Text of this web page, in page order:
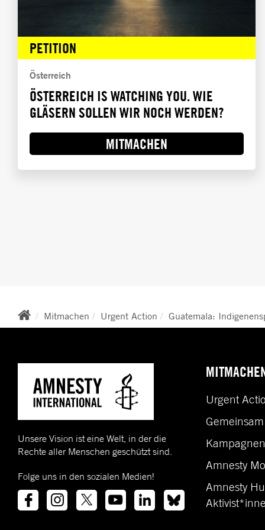
PETITION
Österreich
ÖSTERREICH IS WATCHING YOU. WIE
GLÄSERN SOLLEN WIR NOCH WERDEN?
MITMACHEN
BREADCRUMB
Mitmachen Urgent Action Guatemala:
Unsere Vision ist eine Welt, in der die
Rechte aller Menschen geschützt sind.
Folge uns in den sozialen Medien!
Urgent
Amnesty
Amnesty